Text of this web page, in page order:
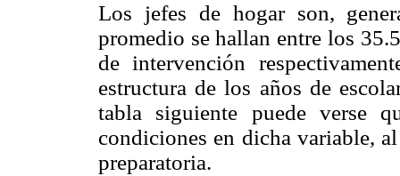
Los jefes de hogar son,
promedio se hallan entre los
de intervención
estructura de los años de
tabla siguiente puede verse
condiciones en dicha variable,
preparatoria.